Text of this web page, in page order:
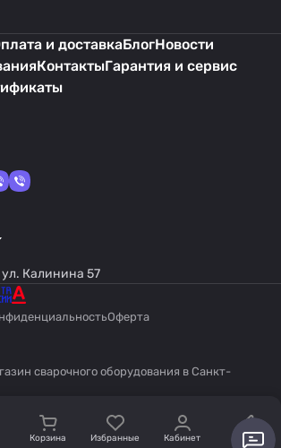
и доставкаБлогНовости
КонтактыГарантия и сервис
ул. Калинина 57
Оферта
сварочного оборудования в Санкт-
Корзина Избранные Кабинет Акции